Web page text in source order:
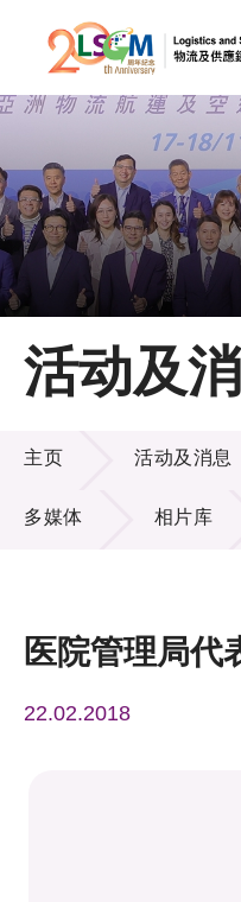
跳到内容（
主页
关于LSCM
技术商品化
项目及资助计划
活动及消息
活动及
活动及消息
主页 活动及消息
多媒体 相片库
医院管理局代
22.02.2018